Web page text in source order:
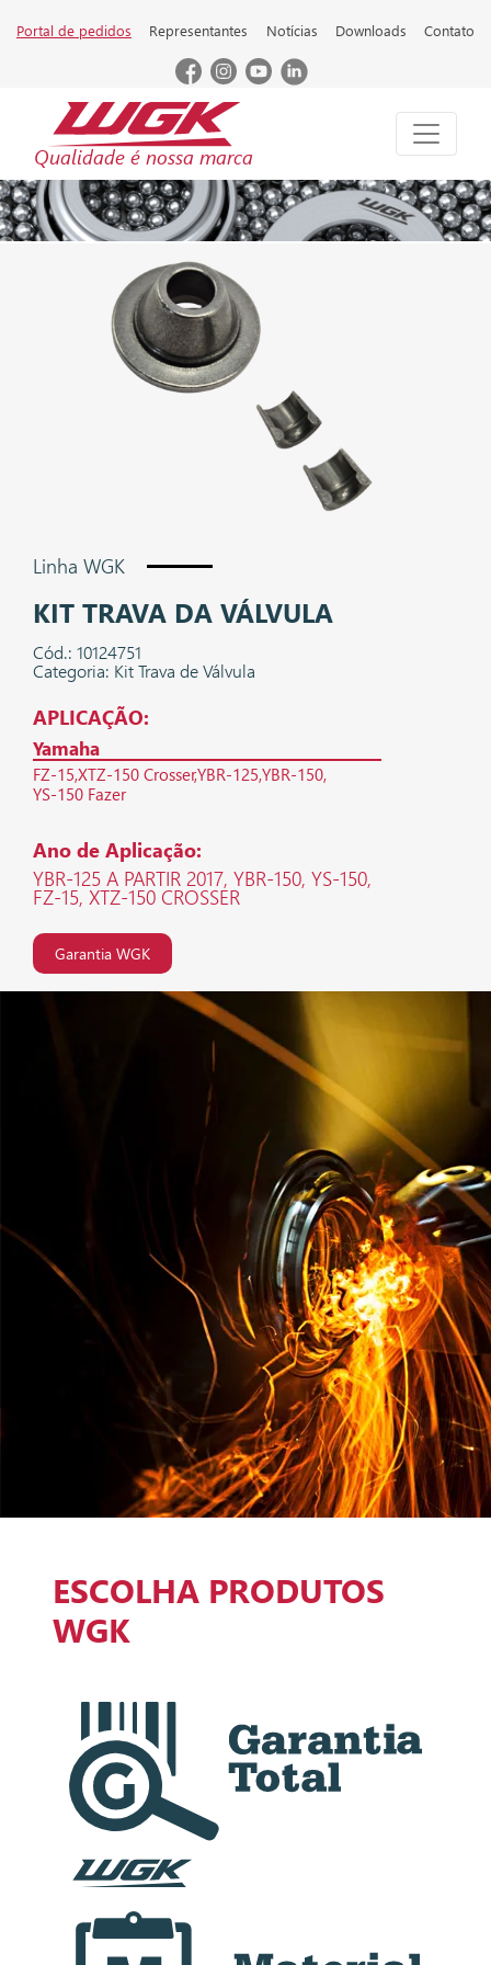
Portal de pedidos Representantes Notícias Downloads Contato
Qualidade é nossa marca
Linha WGK
KIT TRAVA DA VÁLVULA
Cód.: 10124751
Categoria: Kit Trava de Válvula
APLICAÇÃO:
Yamaha
FZ-15 XTZ-150 CrosserYBR-125 YBR-150
YS-150 Fazer
Ano de Aplicação:
YBR-125 A PARTIR 2017, YBR-150, YS-150,
FZ-15, XTZ-150 CROSSER
Garantia WGK
ESCOLHA PRODUTOS
WGK